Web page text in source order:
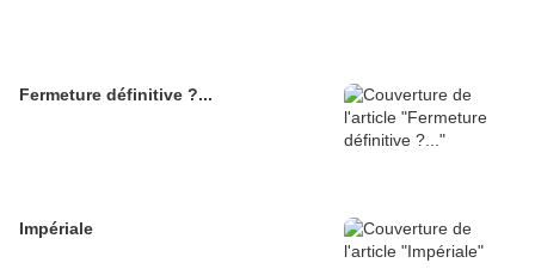
Fermeture définitive ?...
Impériale